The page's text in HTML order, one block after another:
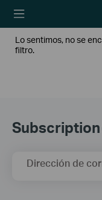
Lo sentimos, no se
filtro.
Subscription
Dirección de